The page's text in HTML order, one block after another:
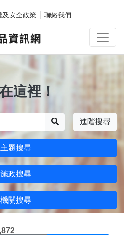
及安全政策 聯絡我們
這裡！
進階搜尋
主題搜尋
施政搜尋
機關搜尋
果頁面